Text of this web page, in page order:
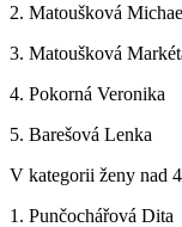
2. Matoušková
3. Matoušková
4. Pokorná Veronika
5. Barešová Lenka
V kategorii ženy nad
1. Punčochářová Dita